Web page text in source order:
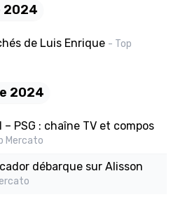
2024
de Luis Enrique - Top
2024
PSG : chaîne TV et compos
Mercato
débarque sur Alisson